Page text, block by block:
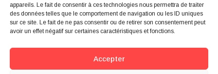
appareils. Le fait de consentir à ces technologies nous permettra de traiter
des données telles que le comportement de navigation ou les ID uniques
sur ce site. Le fait de ne pas consentir ou de retirer son consentement peut
avoir un effet négatif sur certaines caractéristiques et fonctions.
Accepter
Mentions légales
Qui sommes-nous ?